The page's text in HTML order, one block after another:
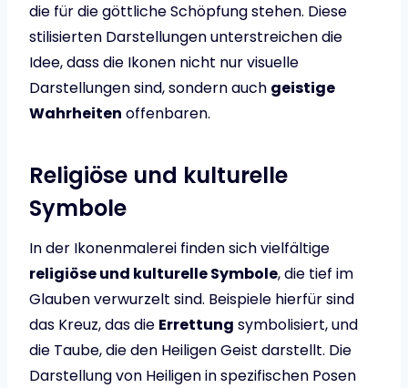
die für die göttliche Schöpfung stehen. Diese
stilisierten Darstellungen unterstreichen die
Idee, dass die Ikonen nicht nur visuelle
Darstellungen sind, sondern auch geistige
Wahrheiten offenbaren.
Religiöse und kulturelle
Symbole
In der Ikonenmalerei finden sich vielfältige
religiöse und kulturelle Symbole, die tief im
Glauben verwurzelt sind. Beispiele hierfür sind
das Kreuz, das die Errettung symbolisiert, und
die Taube, die den Heiligen Geist darstellt. Die
Darstellung von Heiligen in spezifischen Posen